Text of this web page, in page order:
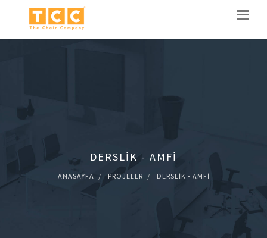
DERSLIK - AMFI
ANASAYFA PROJELER DERSLIK - AMFI